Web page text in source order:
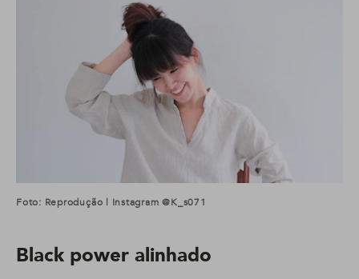
Foto: Reprodução | Instagram @k_s071
Black power alinhado